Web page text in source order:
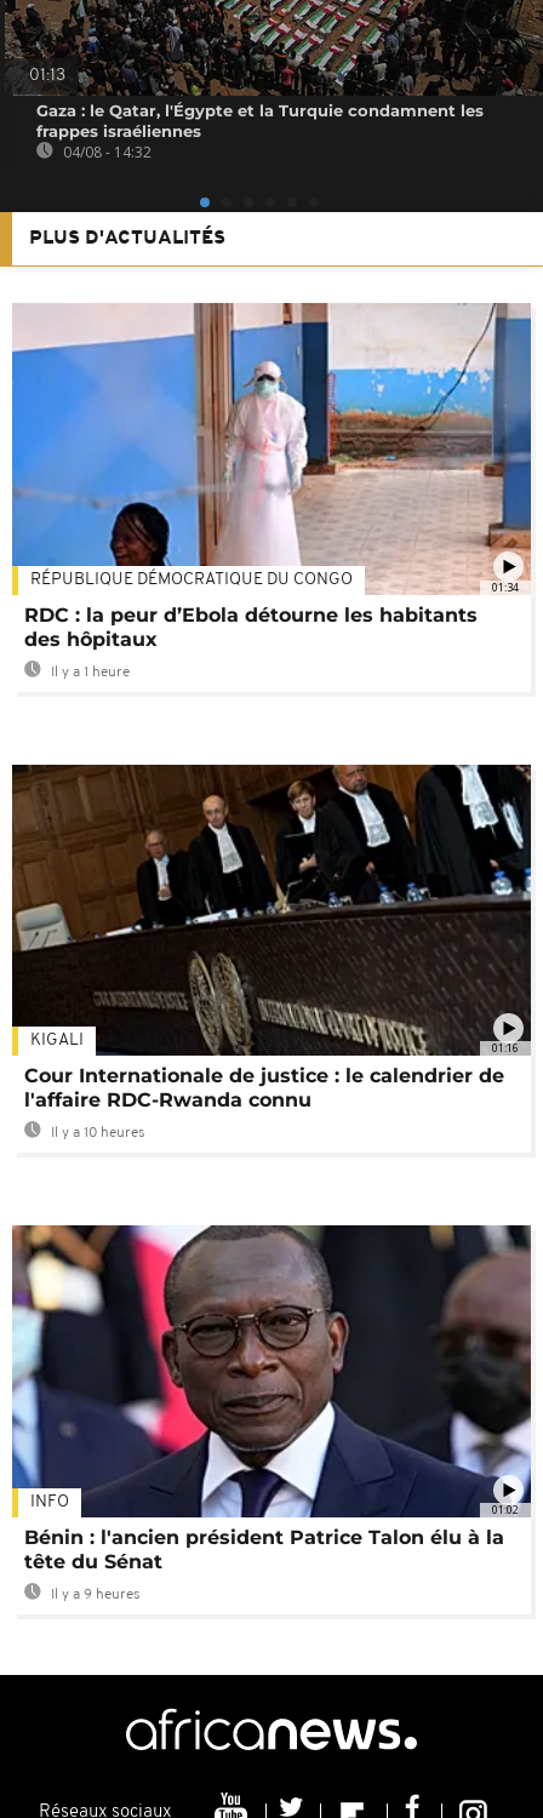
01:13
Gaza : le Qatar, l'Égypte et la Turquie condamnent les
frappes israéliennes
04/08 - 14:32
PLUS D'ACTUALITÉS
01:34
RÉPUBLIQUE DÉMOCRATIQUE DU CONGO
RDC : la peur d’Ebola détourne les habitants
des hôpitaux
Il y a 1 heure
01:16
KIGALI
Cour Internationale de justice : le calendrier de
l'affaire RDC-Rwanda connu
Il y a 10 heures
01:02
INFO
Bénin : l'ancien président Patrice Talon élu à la
tête du Sénat
Il y a 9 heures
Réseaux sociaux